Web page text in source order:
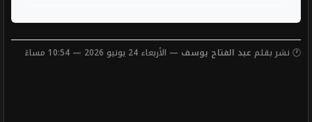
🕐 نشر بقلم عبد الفتاح يوسف — الأربعاء 24 يونيو 2026 — 10:54 مساءً